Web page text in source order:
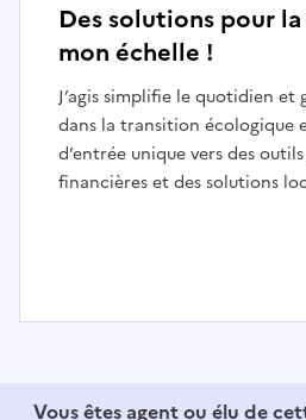
Des solutions pour
mon échelle !
J’agis simplifie le quotidien et
dans la transition écologique
d’entrée unique vers des
financières et des solutions
Vous êtes agent ou élu de